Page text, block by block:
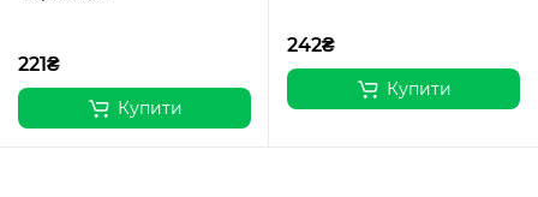
221₴
Купити
242₴
Купити